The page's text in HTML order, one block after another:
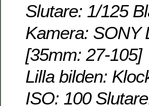
Slutare: 1/125
Kamera: SONY
[35mm: 27-105]
Lilla bilden:
ISO: 100